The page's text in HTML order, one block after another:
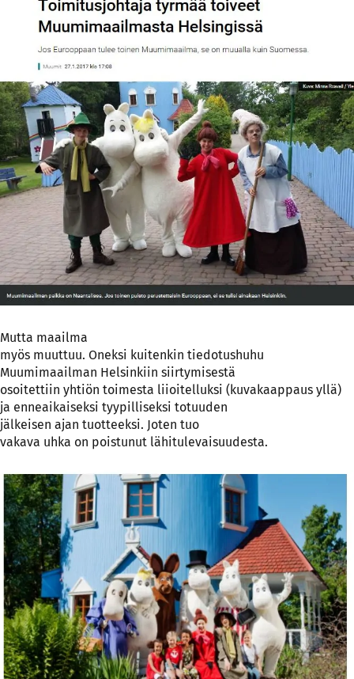
Mutta maailma
myös muuttuu. Oneksi kuitenkin tiedotushuhu
Muumimaailman Helsinkiin siirtymisestä
osoitettiin yhtiön toimesta liioitelluksi (kuvakaappaus yllä)
ja enneaikaiseksi tyypilliseksi totuuden
jälkeisen ajan tuotteeksi. Joten tuo
vakava uhka on poistunut lähitulevaisuudesta.